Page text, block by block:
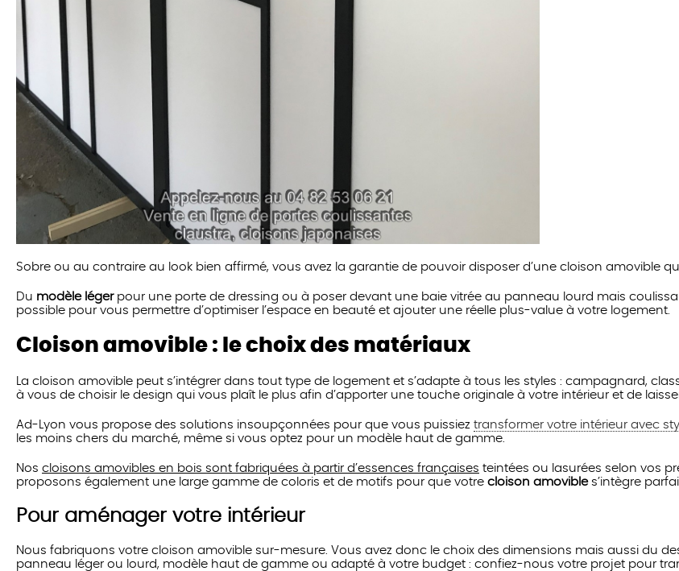
Sobre ou au contraire au look bien affirmé, vous avez la garantie de pouvoir disposer d’une cloison amovible
Du modèle légerpour une porte de dressing ou à poser devant une baie vitrée au panneau lourd mais
possible pour vous permettre d’optimiser l’espace en beauté et ajouter une réelle plus-value à votre logement.
Cloison amovible : le choix des matériaux
La cloison amovible peut s’intégrer dans tout type de logement et s’adapte à tous les styles : campagnard,
à vous de choisir le design qui vous plaît le plus afin d’apporter une touche originale à votre intérieur et de
Ad-Lyon vous propose des solutions insoupçonnées pour que vous puissiez transformer votre intérieur avec
les moins chers du marché, même si vous optez pour un modèle haut de gamme.
Nos cloisons amovibles en bois sont fabriquées à partir d’essences françaises teintées ou lasurées selon vos
proposons également une large gamme de coloris et de motifs pour que votre cloison amovibles’intègre
Pour aménager votre intérieur
Nous fabriquons votre cloison amovible sur-mesure. Vous avez donc le choix des dimensions mais aussi du
panneau léger ou lourd, modèle haut de gamme ou adapté à votre budget : confiez-nous votre projet pour